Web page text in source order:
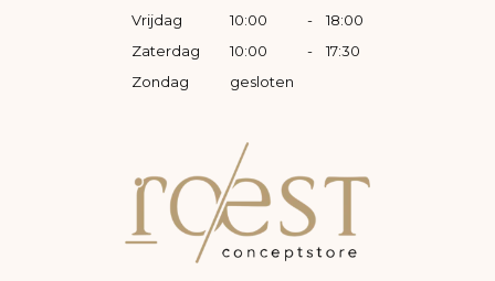
Vrijdag
10:00 -
18:00
Zaterdag
10:00 -
17:30
Zondag
gesloten